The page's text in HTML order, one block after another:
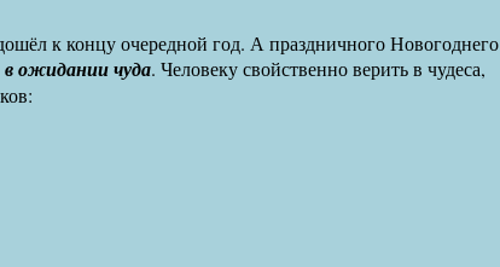
к концу очередной год. А праздничного Новогоднего
в ожидании чуда. Человеку свойственно верить в чудеса,